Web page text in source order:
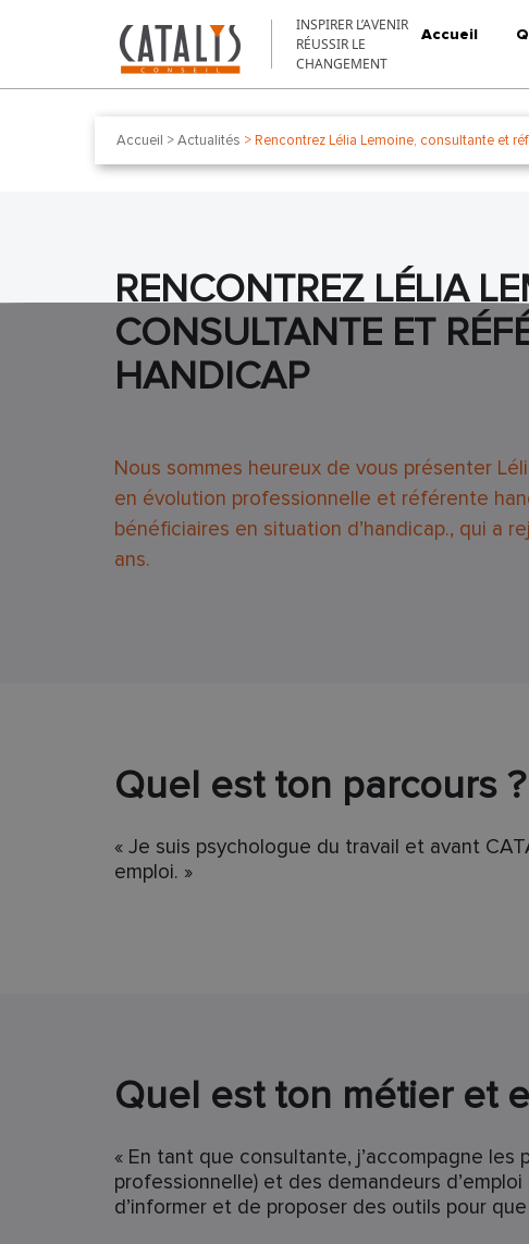
INSPIRER L’AVENIR
RÉUSSIR LE
CHANGEMENT
Accueil
Accueil > Actualités > Rencontrez Lélia Lemoine, consultante et
RENCONTREZ LÉLIA
CONSULTANTE ET
HANDICAP
Nous sommes heureux de vous présenter
en évolution professionnelle et référente
bénéficiaires en situation d’handicap., qui a
ans.
Quel est ton parcours ?
« Je suis psychologue du travail et avant
emploi. »
Quel est ton métier et
« En tant que consultante, j’accompagne
professionnelle) et des demandeurs
d’informer et de proposer des outils pour